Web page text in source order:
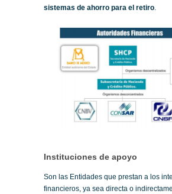
sistemas de ahorro para el retiro.
Instituciones de apoyo
Son las Entidades que prestan a los
financieros, ya sea directa o